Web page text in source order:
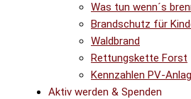
Was tun wenn´s
Brandschutz für
Waldbrand
Rettungskette Forst
Kennzahlen PV-
Aktiv werden & Spenden